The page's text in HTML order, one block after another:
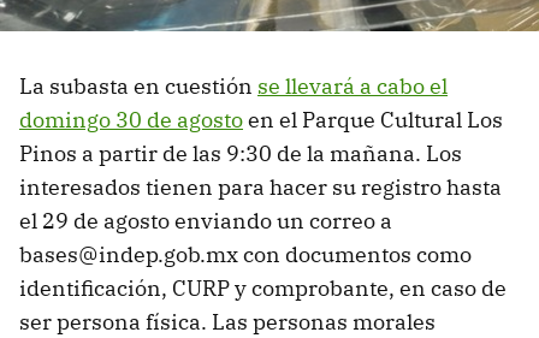
La subasta en cuestión se llevará a cabo el
domingo 30 de agostoen el Parque Cultural Los
Pinos a partir de las 9:30 de la mañana. Los
interesados tienen para hacer su registro hasta
el 29 de agosto enviando un correo a
bases@indep.gob.mx con documentos como
identificación, CURP y comprobante, en caso de
ser persona física. Las personas morales